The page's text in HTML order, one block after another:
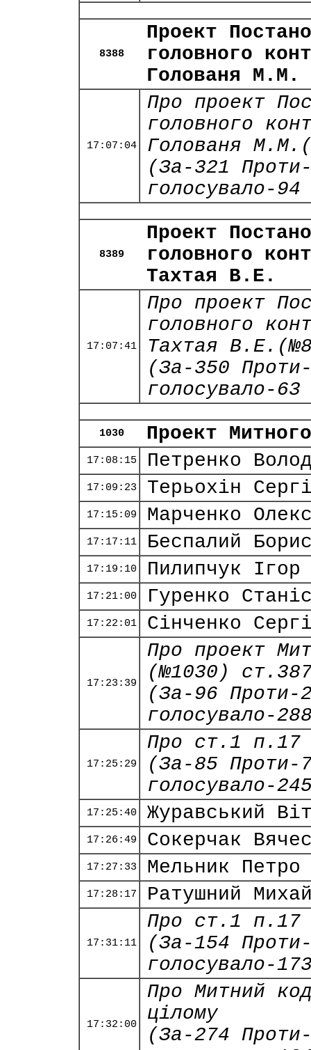
8388
Проект
головного
Голованя М.М.
17:07:04
Про проект
головного
Голованя
(За-321
голосувало-
8389
Проект
головного
Тахтая В.Е.
17:07:41
Про проект
головного
Тахтая
(За-350
голосувало-
1030 Проект
17:08:15 Петренко
17:09:23 Терьохін
17:15:09 Марченко
17:17:11 Беспалий
17:19:10 Пилипчук
17:21:00 Гуренко
17:22:01 Сінченко
17:23:39
Про проект
(№1030)
(За-96 Проти-
голосувало-
17:25:29
Про ст.1 п.17
(За-85 Проти-
голосувало-
17:25:40 Журавський
17:26:49 Сокерчак
17:27:33 Мельник Петро
17:28:17 Ратушний
17:31:11
Про ст.1 п.17
(За-154
голосувало-
17:32:00
Про Митний
цілому
(За-274